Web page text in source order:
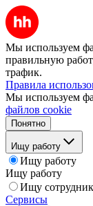
Мы используем
правильную
трафик.
Правила
Мы используем
файлов cookie
Понятно
Ищу работу
Ищу работу
Ищу работу
Ищу
Сервисы